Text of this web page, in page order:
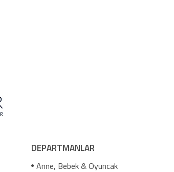
DEPARTMANLAR
Anne, Bebek & Oyuncak